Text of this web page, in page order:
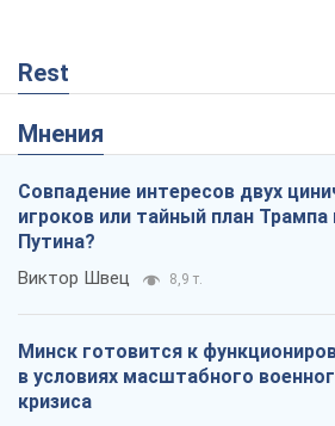
Rest
Мнения
Совпадение интересов двух
игроков или тайный план Трампа
Путина?
Виктор Швец 8,9 т.
Минск готовится к
в условиях масштабного
кризиса